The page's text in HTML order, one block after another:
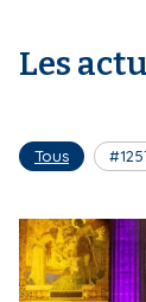
Les
Tous